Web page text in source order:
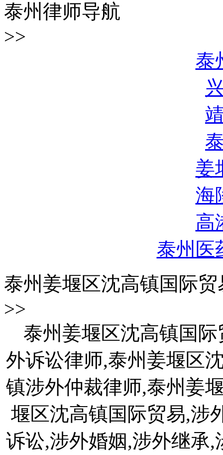
泰州律师导航
>>
泰
姜
海
高
泰州医
泰州姜堰区沈高镇国际
>>
泰州姜堰区沈高镇国
外诉讼律师,泰州姜堰区
镇涉外仲裁律师,泰州姜
堰区沈高镇国际贸易,涉
诉讼,涉外婚姻,涉外继承